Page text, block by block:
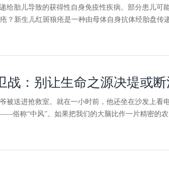
给胎儿导致的获得性自身免疫性疾病。部分患儿
？新生儿红斑狼疮是一种由母体自身抗体经胎盘传
战：别让生命之源决堤或
被送进抢救室。就在一小时前，他还坐在沙发上
俗称“中风”。如果把我们的大脑比作一片精密的